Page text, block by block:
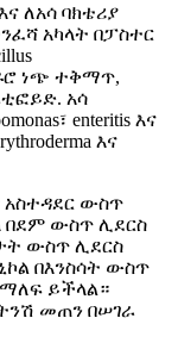
ለአሳ ባክቴሪያ
አካላት በፓስተር
ነጭ ተቅማጥ,
አሳ
enteritis እና
እና
አስተዳደር ውስጥ
በደም ውስጥ ሊደርስ
ውስጥ ሊደርስ
በእንስሳት ውስጥ
ይችላል።
መጠን በሠገራ